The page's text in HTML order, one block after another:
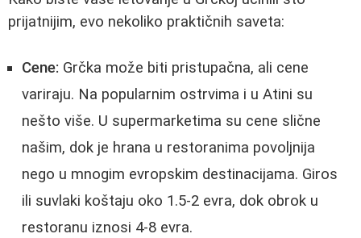
prijatnijim, evo nekoliko praktičnih saveta:
Cene: Grčka može biti pristupačna, ali cene
variraju. Na popularnim ostrvima i u Atini su
nešto više. U supermarketima su cene slične
našim, dok je hrana u restoranima povoljnija
nego u mnogim evropskim destinacijama. Giros
ili suvlaki koštaju oko 1.5-2 evra, dok obrok u
restoranu iznosi 4-8 evra.